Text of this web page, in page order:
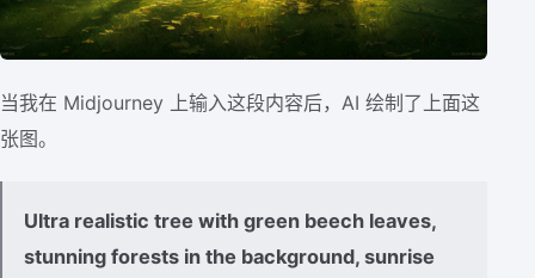
当我在 Midjourney 上输入这段内容后，AI 绘制了上面这
张图。
Ultra realistic tree with green beech leaves,
stunning forests in the background, sunrise